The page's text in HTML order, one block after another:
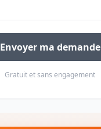
Envoyer ma demande
Gratuit et sans engagement